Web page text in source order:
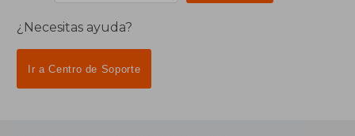
¿Necesitas ayuda?
Ir a Centro de Soporte